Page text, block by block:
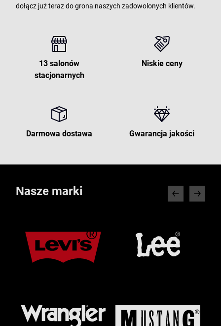
dołącz już teraz do grona naszych zadowolonych klientów.
13 salonów
stacjonarnych
Niskie ceny
Darmowa dostawa Gwarancja jakości
Nasze marki